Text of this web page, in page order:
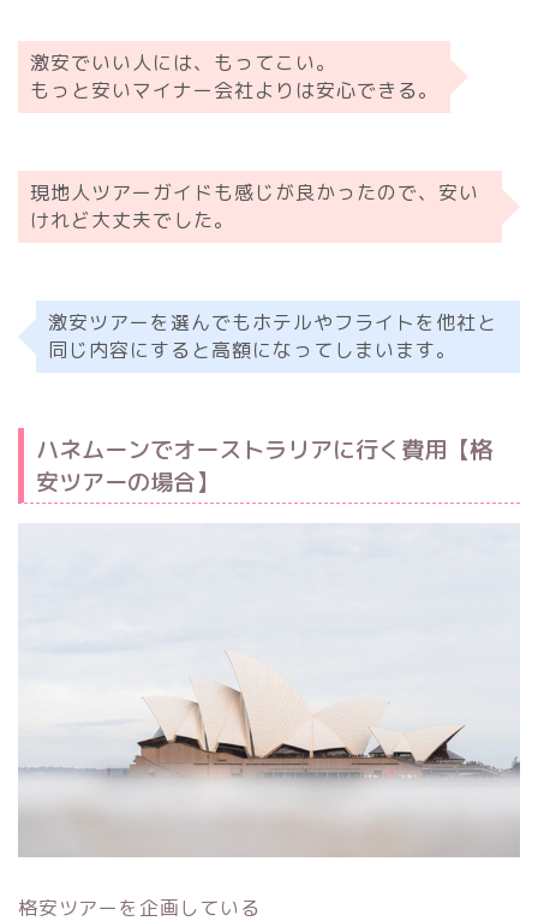
激安でいい人には、もってこい。
もっと安いマイナー会社よりは安心できる。
現地人ツアーガイドも感じが良かったので、安い
けれど大丈夫でした。
激安ツアーを選んでもホテルやフライトを他社と
同じ内容にすると高額になってしまいます。
ハネムーンでオーストラリアに行く費用【格
安ツアーの場合】
格安ツアーを企画している